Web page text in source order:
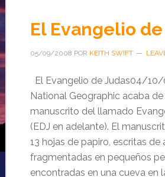
El Evangelio
05/09/2008 POR KEITH SWIFT
El Evangelio de Judas04/
National Geographic acaba
manuscrito del llamado
(EDJ en adelante). El
13 hojas de papiro, escritas
fragmentadas en pequeños
encontradas en una cueva en